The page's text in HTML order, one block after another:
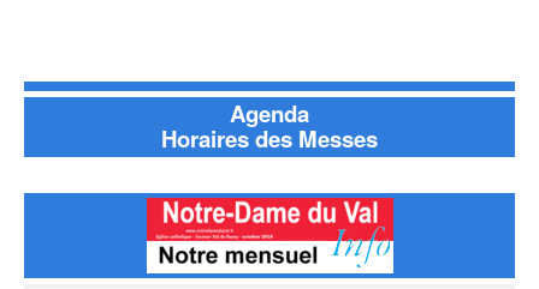
Agenda
Horaires des Messes